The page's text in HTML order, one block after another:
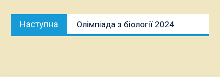
Наступна
публікація:
Олімпіада з біології 2024